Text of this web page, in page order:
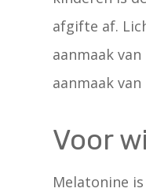
afgifte af.
aanmaak
aanmaak
Voor
Melatonine